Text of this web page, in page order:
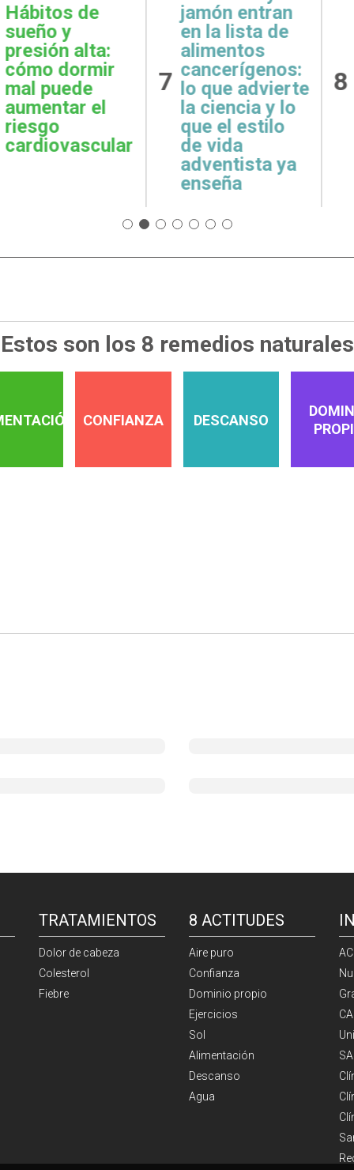
entran
de
advierte
y lo
estilo
8
Metas
realistas:
cómo definir
objetivos
posibles y
cuidar la salud
emocional
9
qué
la
Estos son los 8 remedios naturales
CONFIANZA DESCANSO
TRATAMIENTOS
Dolor de cabeza
Colesterol
Fiebre
8 ACTITUDES
Aire puro
Confianza
Dominio propio
Ejercicios
Sol
Alimentación
Descanso
Agua